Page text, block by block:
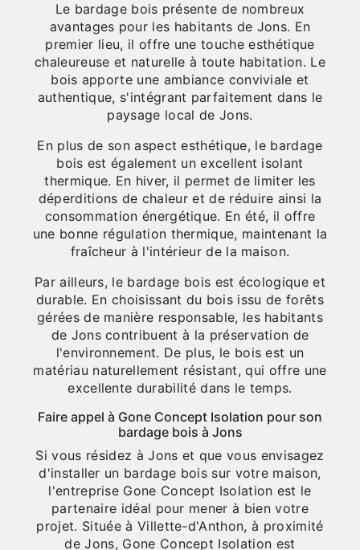
Le bardage bois présente de nombreux
avantages pour les habitants de Jons. En
premier lieu, il offre une touche esthétique
chaleureuse et naturelle à toute habitation. Le
bois apporte une ambiance conviviale et
authentique, s'intégrant parfaitement dans le
paysage local de Jons.
En plus de son aspect esthétique, le bardage
bois est également un excellent isolant
thermique. En hiver, il permet de limiter les
déperditions de chaleur et de réduire ainsi la
consommation énergétique. En été, il offre
une bonne régulation thermique, maintenant la
fraîcheur à l'intérieur de la maison.
Par ailleurs, le bardage bois est écologique et
durable. En choisissant du bois issu de forêts
gérées de manière responsable, les habitants
de Jons contribuent à la préservation de
l'environnement. De plus, le bois est un
matériau naturellement résistant, qui offre une
excellente durabilité dans le temps.
Faire appel à Gone Concept Isolation pour son
bardage bois à Jons
Si vous résidez à Jons et que vous envisagez
d'installer un bardage bois sur votre maison,
l'entreprise Gone Concept Isolation est le
partenaire idéal pour mener à bien votre
projet. Située à Villette-d'Anthon, à proximité
de Jons, Gone Concept Isolation est